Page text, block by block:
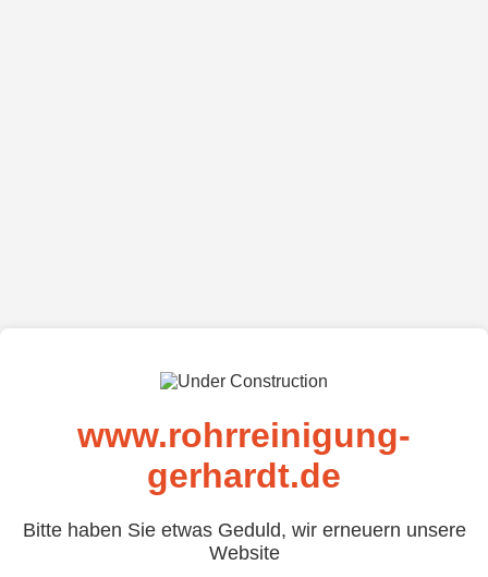
www.rohrreinigung-
gerhardt.de
Bitte haben Sie etwas Geduld, wir erneuern unsere
Website